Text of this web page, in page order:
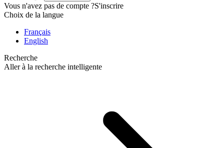
Vous n'avez pas de compte ?S'inscrire
Choix de la langue
Français
English
Recherche
Aller à la recherche intelligente